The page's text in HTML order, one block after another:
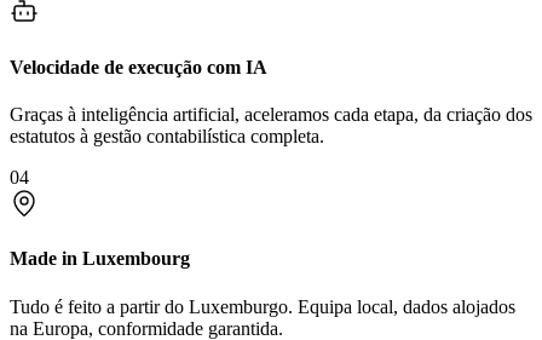
Velocidade de execução com IA
Graças à inteligência artificial, aceleramos cada etapa, da criação dos
estatutos à gestão contabilística completa.
04
Made in Luxembourg
Tudo é feito a partir do Luxemburgo. Equipa local, dados alojados
na Europa, conformidade garantida.